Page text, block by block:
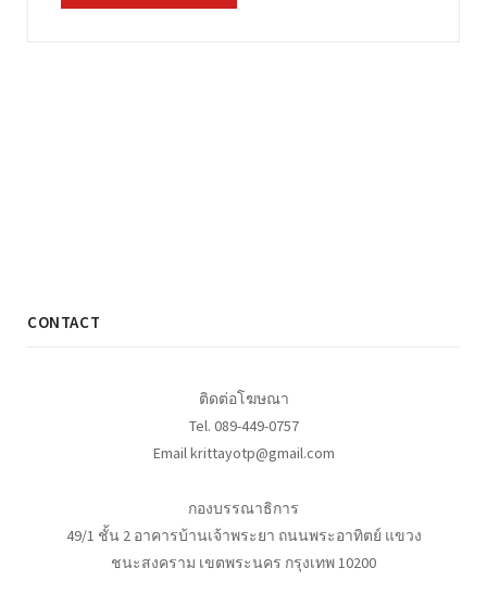
CONTACT
ติดต่อโฆษณา
Tel. 089-449-0757
Email krittayotp@gmail.com
กองบรรณาธิการ
49/1 ชั้น 2 อาคารบ้านเจ้าพระยา ถนนพระอาทิตย์ แขวง
ชนะสงคราม เขตพระนคร กรุงเทพ 10200